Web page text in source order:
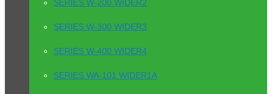
SERIES W-200 WIDER2
SERIES W-300 WIDER3
SERIES W-400 WIDER4
SERIES WA-101 WIDER1A